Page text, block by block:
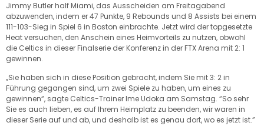
Jimmy Butler half Miami, das Ausscheiden am Freitagabend
abzuwenden, indem er 47 Punkte, 9 Rebounds und 8 Assists bei einem
111-103-Sieg in Spiel 6 in Boston einbrachte. Jetzt wird der topgesetzte
Heat versuchen, den Anschein eines Heimvorteils zu nutzen, obwohl
die Celtics in dieser Finalserie der Konferenz in der FTX Arena mit 2: 1
gewinnen.
„Sie haben sich in diese Position gebracht, indem Sie mit 3: 2 in
Führung gegangen sind, um zwei Spiele zu haben, um eines zu
gewinnen“, sagte Celtics-Trainer Ime Udoka am Samstag. “So sehr
Sie es auch lieben, es auf Ihrem Heimplatz zu beenden, wir waren in
dieser Serie auf und ab, und deshalb ist es genau dort, wo es jetzt ist.”